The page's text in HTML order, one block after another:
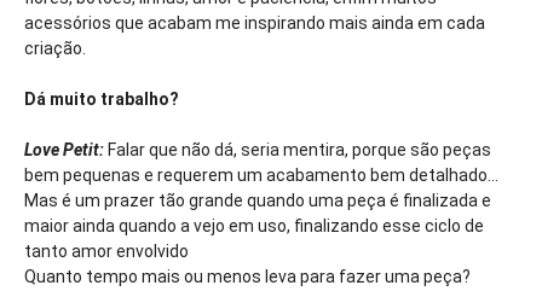
acessórios que acabam me inspirando mais ainda em cada
criação.
Dá muito trabalho?
Love Petit: Falar que não dá, seria mentira, porque são peças
bem pequenas e requerem um acabamento bem detalhado...
Mas é um prazer tão grande quando uma peça é finalizada e
maior ainda quando a vejo em uso, finalizando esse ciclo de
tanto amor envolvido
Quanto tempo mais ou menos leva para fazer uma peça?